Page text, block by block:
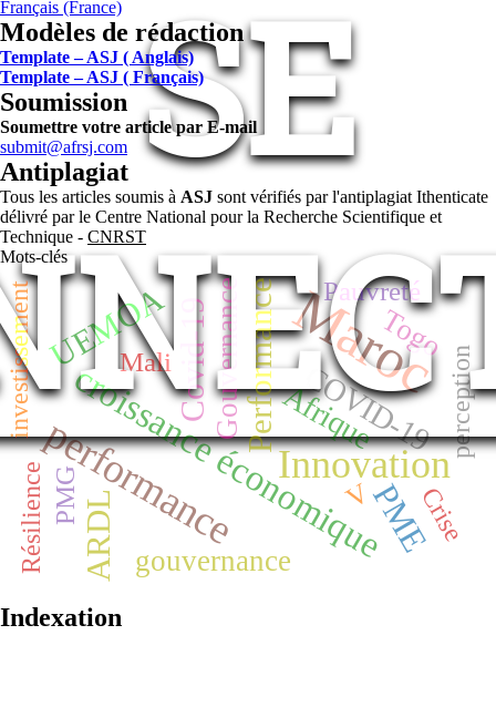
SE
Français (France)
Modèles de rédaction
Template – ASJ ( Anglais)
Template – ASJ ( Français)
Soumission
Soumettre votre article par E-mail
submit@afrsj.com
Antiplagiat
Tous les articles soumis à ASJ sont vérifiés par l'antiplagiat Ithenticate
délivré par le Centre National pour la Recherche Scientifique et
Technique - CNRST
Mots-clés
Maroc
performance Innovation
croissance économique
Performance
ARDL PME
Covid-19
UEMOA
Afrique
COVID-19
Gouvernance
gouvernance
Togo
Pauvreté
V
Mali
PMG
perception
Crise
investissement
Résilience
Indexation